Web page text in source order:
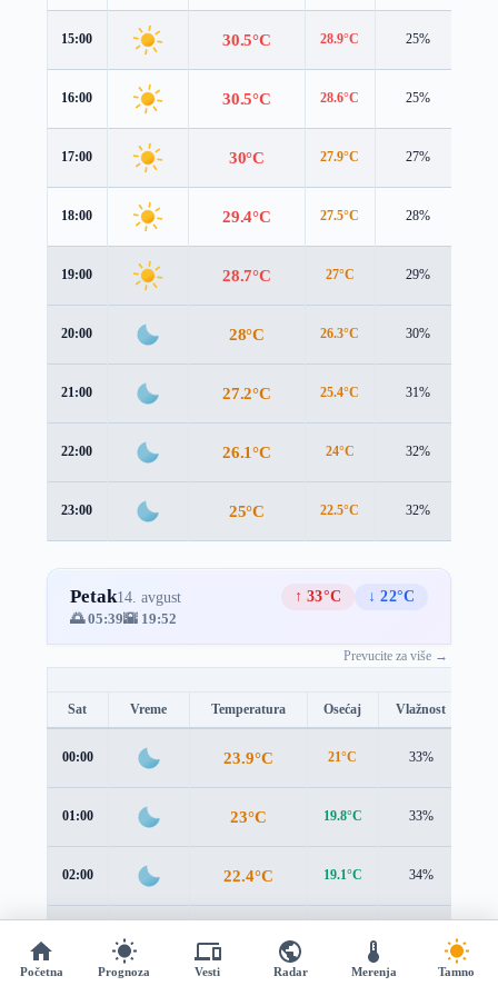
15:00 30.5°C 28.9°C 25%
16:00 30.5°C 28.6°C 25%
17:00 30°C 27.9°C 27%
18:00 29.4°C 27.5°C 28%
19:00 28.7°C 27°C 29%
20:00 28°C 26.3°C 30%
21:00 27.2°C 25.4°C 31%
22:00 26.1°C 24°C 32%
23:00 25°C 22.5°C 32%
Petak14. avgust ↑ 33°C
↓ 22°C
🌅 05:39🌇 19:52
Prevucite za više →
Sat Vreme Temperatura Osećaj Vlažnost
00:00 23.9°C 21°C 33%
01:00 23°C 19.8°C 33%
02:00 22.4°C 19.1°C 34%
Početna Prognoza Vesti Radar Merenja Tamno